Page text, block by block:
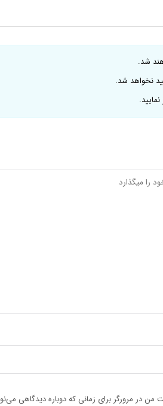
شد.
نخواهد شد.
من در مرورگر برای زمانی که دوباره دیدگاهی